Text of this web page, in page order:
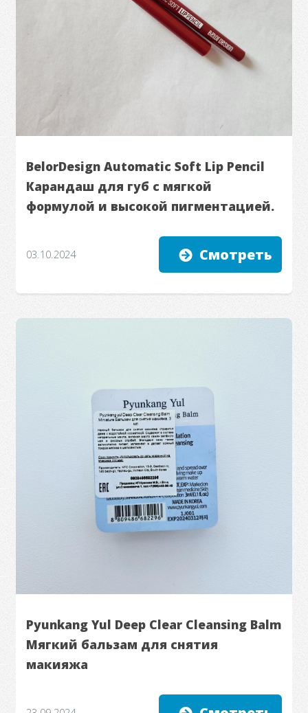
BelorDesign Automatic Soft Lip Pencil
Карандаш для губ с мягкой
формулой и высокой пигментацией.
03.10.2024 Смотреть
Pyunkang Yul Deep Clear Cleansing Balm
Мягкий бальзам для снятия
макияжа